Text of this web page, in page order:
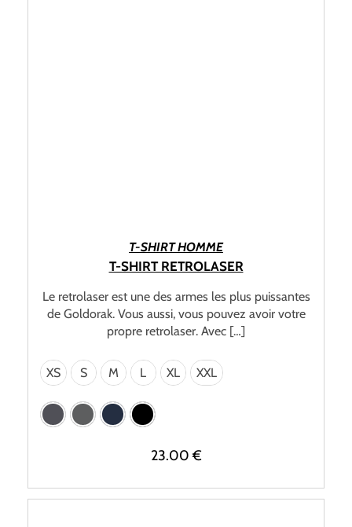
T-SHIRT HOMME
T-SHIRT RETROLASER
Le retrolaser est une des armes les plus puissantes
de Goldorak. Vous aussi, vous pouvez avoir votre
propre retrolaser. Avec […]
XS S M L XL XXL
23.00€